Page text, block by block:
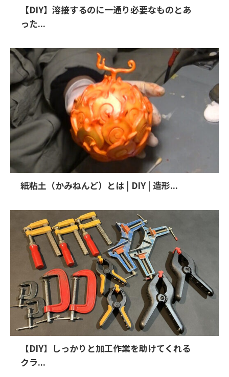
【DIY】溶接するのに一通り必要なものとあ
った...
紙粘土（かみねんど）とは | DIY | 造形...
【DIY】しっかりと加工作業を助けてくれる
クラ...